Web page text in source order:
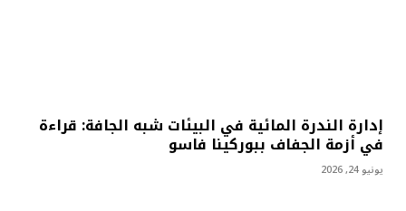
إدارة الندرة المائية في البيئات شبه الجافة: قراءة
في أزمة الجفاف ببوركينا فاسو
يونيو 24, 2026